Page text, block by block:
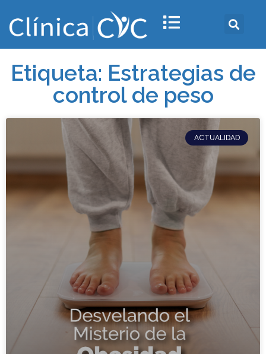
Etiqueta: Estrategias de
control de peso
ACTUALIDAD